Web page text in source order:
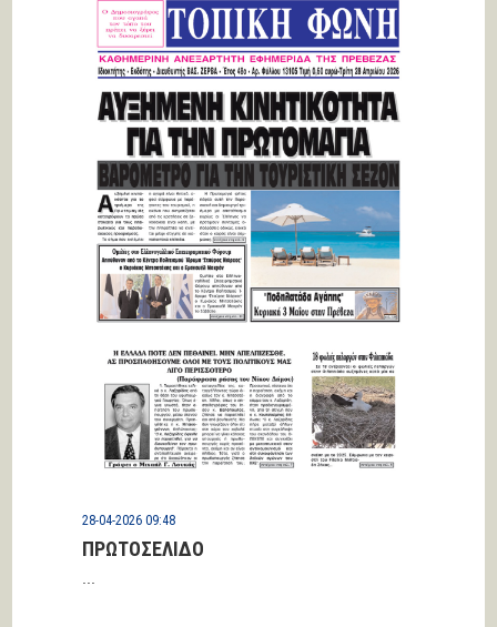
28-04-2026 09:48
ΠΡΩΤΟΣΕΛΙΔΟ
...